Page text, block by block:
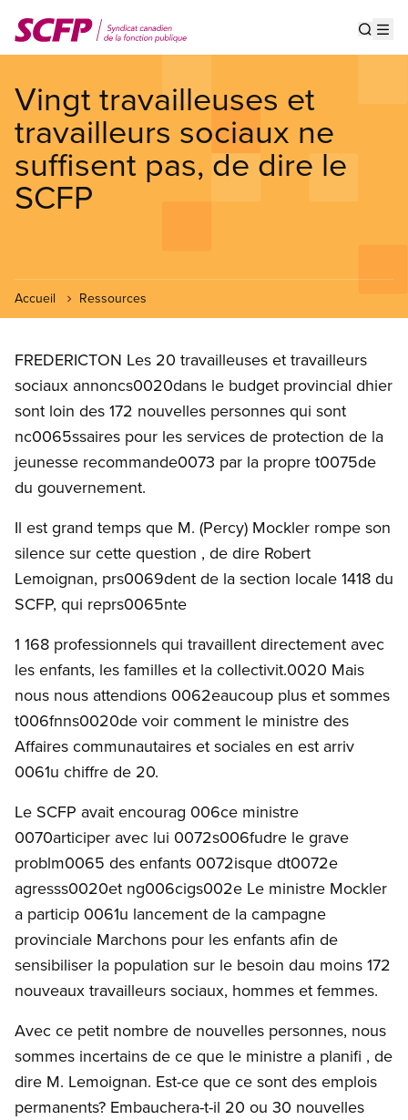
au
contenu
Vingt travailleuses et
travailleurs sociaux ne
suffisent pas, de dire le
SCFP
Accueil Ressources
FREDERICTON Les 20 travailleuses et travailleurs
sociaux annoncs0020dans le budget provincial dhier
sont loin des 172 nouvelles personnes qui sont
nc0065ssaires pour les services de protection de la
jeunesse recommande0073 par la propre t0075de
du gouvernement.
Il est grand temps que M. (Percy) Mockler rompe son
silence sur cette question , de dire Robert
Lemoignan, prs0069dent de la section locale 1418 du
SCFP, qui reprs0065nte
1 168 professionnels qui travaillent directement avec
les enfants, les familles et la collectivit.0020 Mais
nous nous attendions 0062eaucoup plus et sommes
t006fnns0020de voir comment le ministre des
Affaires communautaires et sociales en est arriv
0061u chiffre de 20.
Le SCFP avait encourag 006ce ministre
0070articiper avec lui 0072s006fudre le grave
problm0065 des enfants 0072isque dt0072e
agresss0020et ng006cigs002e Le ministre Mockler
a particip 0061u lancement de la campagne
provinciale Marchons pour les enfants afin de
sensibiliser la population sur le besoin dau moins 172
nouveaux travailleurs sociaux, hommes et femmes.
Avec ce petit nombre de nouvelles personnes, nous
sommes incertains de ce que le ministre a planifi , de
dire M. Lemoignan. Est-ce que ce sont des emplois
permanents? Embauchera-t-il 20 ou 30 nouvelles